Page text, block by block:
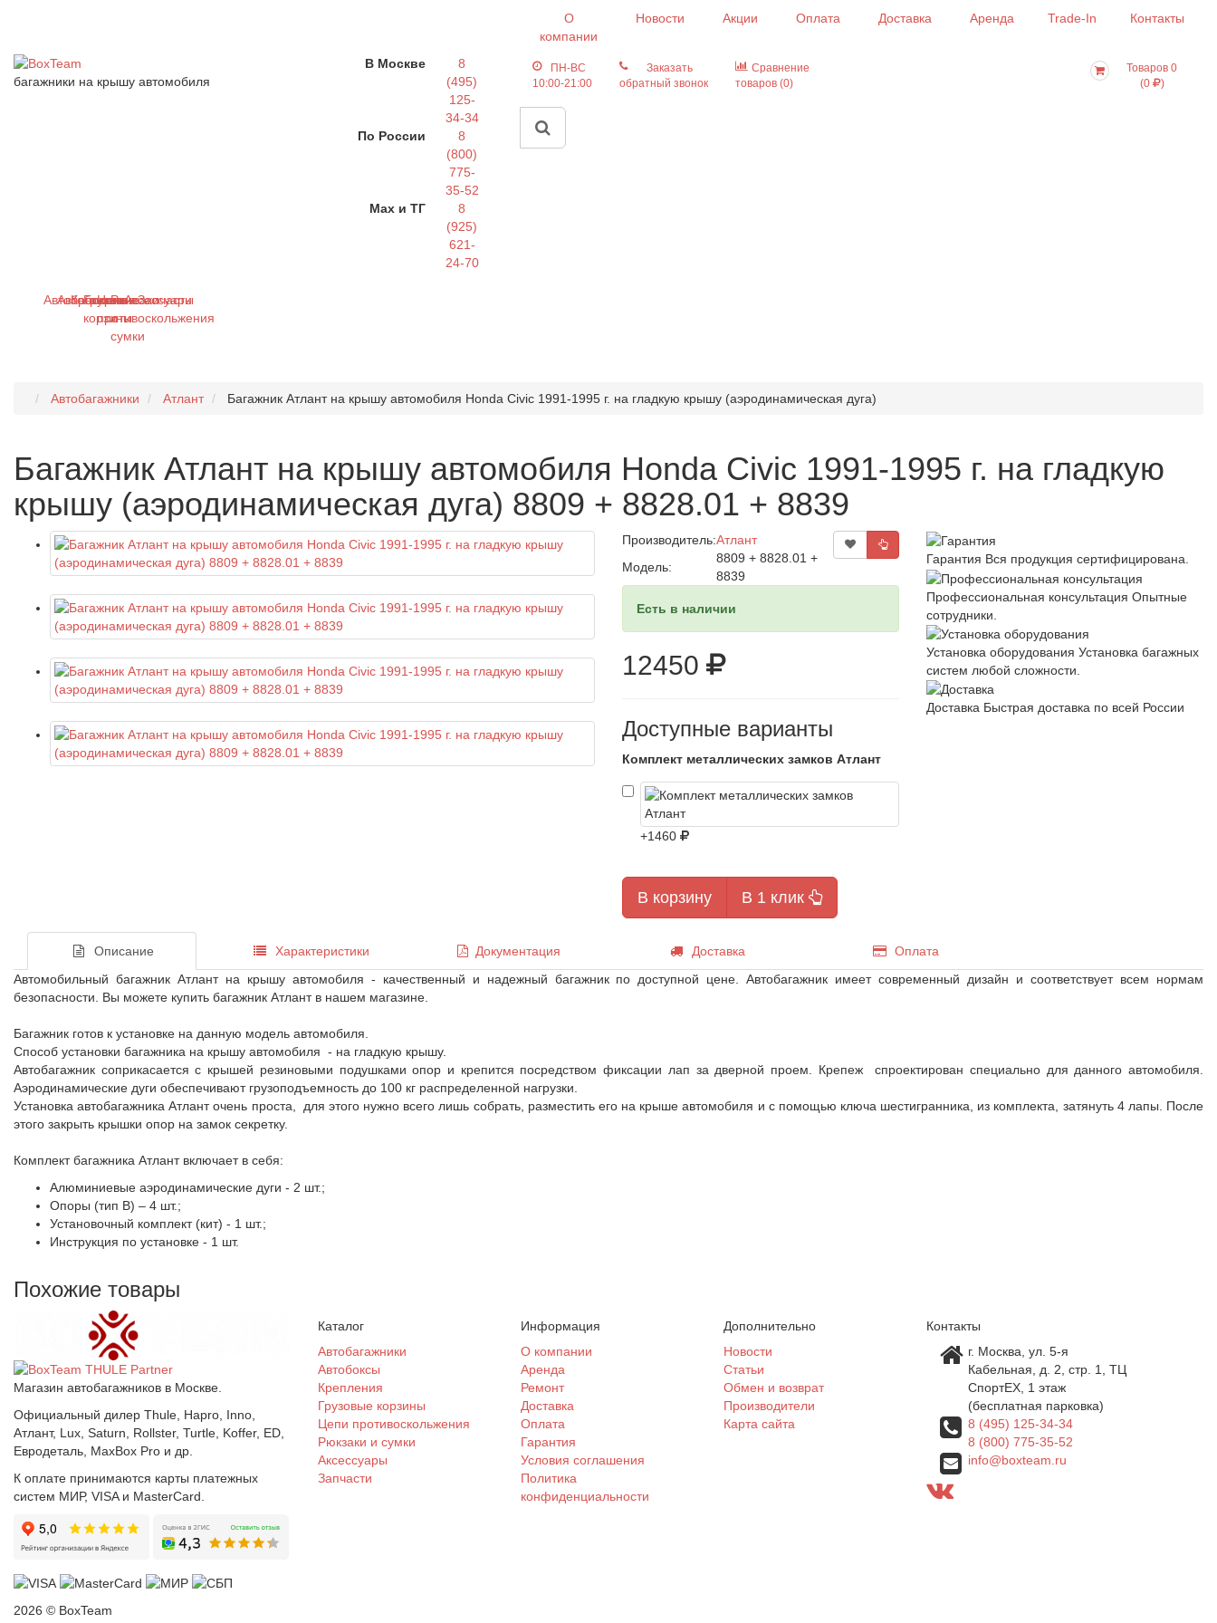
О
компании
Новости Акции Оплата Доставка Аренда Trade-In Контакты
багажники на крышу автомобиля
В Москве
8
(495)
125-
34-34
По России
8
(800)
775-
35-52
Max и ТГ
8
(925)
621-
24-70
ПН-ВС
10:00-21:00
Заказать
обратный звонок
Сравнение
товаров (0)
Товаров 0
(0
)
Автобагажники
Автобоксы
Крепления
Грузовые
корзины
Цепи
противоскольжения
Рюкзаки
и
сумки
Аксессуары
Запчасти
Автобагажники Атлант Багажник Атлант на крышу автомобиля Honda Civic 1991-1995 г. на гладкую крышу (аэродинамическая дуга)
Багажник Атлант на крышу автомобиля Honda Civic 1991-1995 г. на гладкую
крышу (аэродинамическая дуга) 8809 + 8828.01 + 8839
Производитель:Атлант
Модель:
8809 + 8828.01 +
8839
Есть в наличии
12450
Доступные варианты
Комплект металлических замков Атлант
+1460
В корзину В 1 клик
Гарантия Вся продукция сертифицирована.
Профессиональная консультация Опытные
сотрудники.
Установка оборудования Установка багажных
систем любой сложности.
Доставка Быстрая доставка по всей России
Описание Характеристики Документация Доставка
Оплата
Автомобильный багажник Атлант на крышу автомобиля - качественный и надежный багажник по доступной цене. Автобагажник имеет современный дизайн и соответствует всем нормам
безопасности. Вы можете купить багажник Атлант в нашем магазине.
Багажник готов к установке на данную модель автомобиля.
Способ установки багажника на крышу автомобиля - на гладкую крышу.
Автобагажник соприкасается с крышей резиновыми подушками опор и крепится посредством фиксации лап за дверной проем. Крепеж спроектирован специально для данного автомобиля.
Аэродинамические дуги обеспечивают грузоподъемность до 100 кг распределенной нагрузки.
Установка автобагажника Атлант очень проста, для этого нужно всего лишь собрать, разместить его на крыше автомобиля и с помощью ключа шестигранника, из комплекта, затянуть 4 лапы. После
этого закрыть крышки опор на замок секретку.
Комплект багажника Атлант включает в себя:
Алюминиевые аэродинамические дуги - 2 шт.;
Опоры (тип B) – 4 шт.;
Установочный комплект (кит) - 1 шт.;
Инструкция по установке - 1 шт.
Похожие товары
Магазин автобагажников в Москве.
Официальный дилер Thule, Hapro, Inno,
Атлант, Lux, Saturn, Rollster, Turtle, Koffer, ED,
Евродеталь, MaxBox Pro и др.
К оплате принимаются карты платежных
систем МИР, VISA и MasterCard.
Каталог
Автобагажники
Автобоксы
Крепления
Грузовые корзины
Цепи противоскольжения
Рюкзаки и сумки
Аксессуары
Запчасти
Информация
О компании
Аренда
Ремонт
Доставка
Оплата
Гарантия
Условия соглашения
Политика
конфиденциальности
Дополнительно
Новости
Статьи
Обмен и возврат
Производители
Карта сайта
Контакты
г. Москва, ул. 5-я
Кабельная, д. 2, стр. 1, ТЦ
СпортEX, 1 этаж
(бесплатная парковка)
8 (495) 125-34-34
8 (800) 775-35-52
info@boxteam.ru
2026 © BoxTeam